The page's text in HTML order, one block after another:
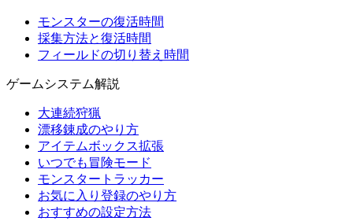
モンスターの復活時間
採集方法と復活時間
フィールドの切り替え時間
ゲームシステム解説
大連続狩猟
漂移錬成のやり方
アイテムボックス拡張
いつでも冒険モード
モンスタートラッカー
お気に入り登録のやり方
おすすめの設定方法